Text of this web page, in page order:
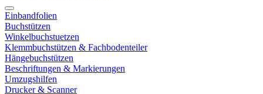
Einbandfolien
Buchstützen
Winkelbuchstuetzen
Klemmbuchstützen & Fachbodenteiler
Hängebuchstützen
Beschriftungen & Markierungen
Umzugshilfen
Drucker & Scanner